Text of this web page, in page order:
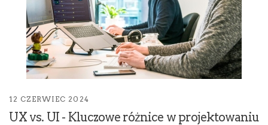
12 CZERWIEC 2024
UX vs. UI - Kluczowe różnice w projektowaniu